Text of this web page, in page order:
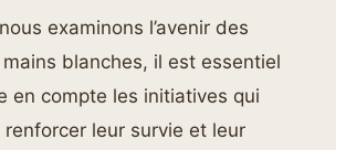
examinons l’avenir des
blanches, il est essentiel
en compte les initiatives qui
renforcer leur survie et leur